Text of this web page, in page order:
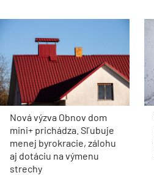
Nová výzva Obnov dom
mini+ prichádza. Sľubuje
menej byrokracie, zálohu
aj dotáciu na výmenu
strechy